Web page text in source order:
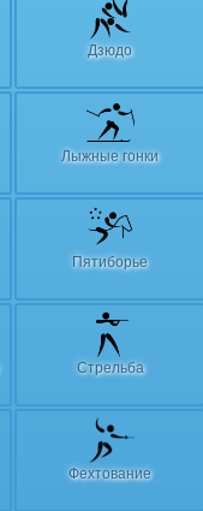
Дзюдо
Лыжные гонки
Пятиборье
Стрельба
Фехтование